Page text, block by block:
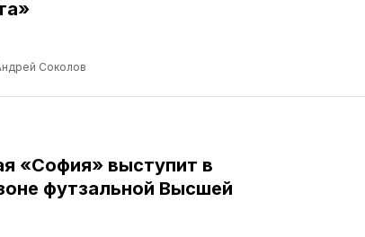
Соколов
«София» выступит в
футзальной Высшей